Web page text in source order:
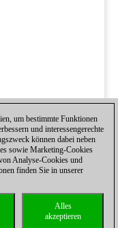
um bestimmte Funktionen
und interessengerechte
können dabei neben
sowie Marketing-Cookies
Analyse-Cookies und
finden Sie in unserer
Alles
akzeptieren